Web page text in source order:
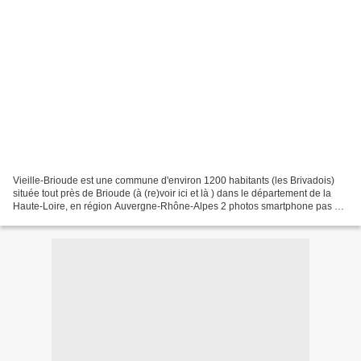
Vieille-Brioude est une commune d'environ 1200 habitants (les Brivadois)
située tout près de Brioude (à (re)voir ici et là ) dans le département de la
Haute-Loire, en région Auvergne-Rhône-Alpes 2 photos smartphone pas de